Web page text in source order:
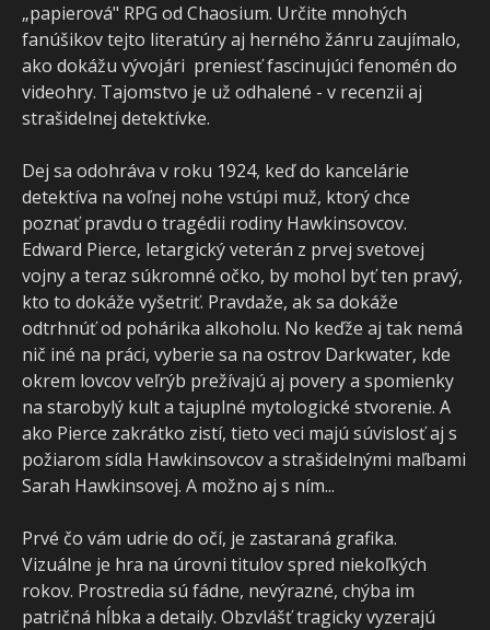
„papierová" RPG od Chaosium. Určite mnohých
fanúšikov tejto literatúry aj herného žánru zaujímalo,
ako dokážu vývojári preniesť fascinujúci fenomén do
videohry. Tajomstvo je už odhalené - v recenzii aj
strašidelnej detektívke.
Dej sa odohráva v roku 1924, keď do kancelárie
detektíva na voľnej nohe vstúpi muž, ktorý chce
poznať pravdu o tragédii rodiny Hawkinsovcov.
Edward Pierce, letargický veterán z prvej svetovej
vojny a teraz súkromné očko, by mohol byť ten pravý,
kto to dokáže vyšetriť. Pravdaže, ak sa dokáže
odtrhnúť od pohárika alkoholu. No keďže aj tak nemá
nič iné na práci, vyberie sa na ostrov Darkwater, kde
okrem lovcov veľrýb prežívajú aj povery a spomienky
na starobylý kult a tajuplné mytologické stvorenie. A
ako Pierce zakrátko zistí, tieto veci majú súvislosť aj s
požiarom sídla Hawkinsovcov a strašidelnými maľbami
Sarah Hawkinsovej. A možno aj s ním...
Prvé čo vám udrie do očí, je zastaraná grafika.
Vizuálne je hra na úrovni titulov spred niekoľkých
rokov. Prostredia sú fádne, nevýrazné, chýba im
patričná hĺbka a detaily. Obzvlášť tragicky vyzerajú